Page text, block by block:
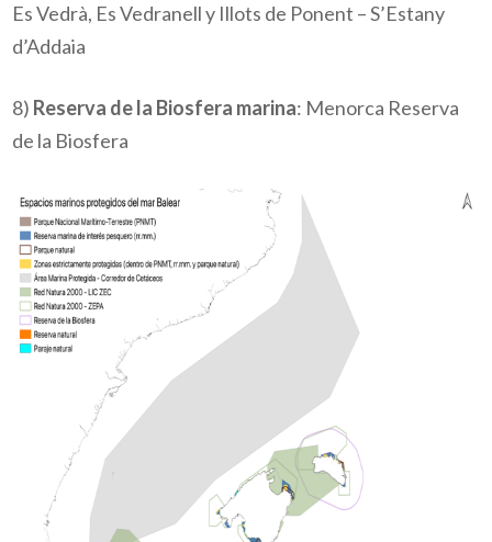
Es Vedrà, Es Vedranell y Illots de Ponent – S’Estany
d’Addaia
8) Reserva de la Biosfera marina: Menorca Reserva
de la Biosfera